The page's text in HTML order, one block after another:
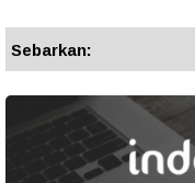
Sebarkan: